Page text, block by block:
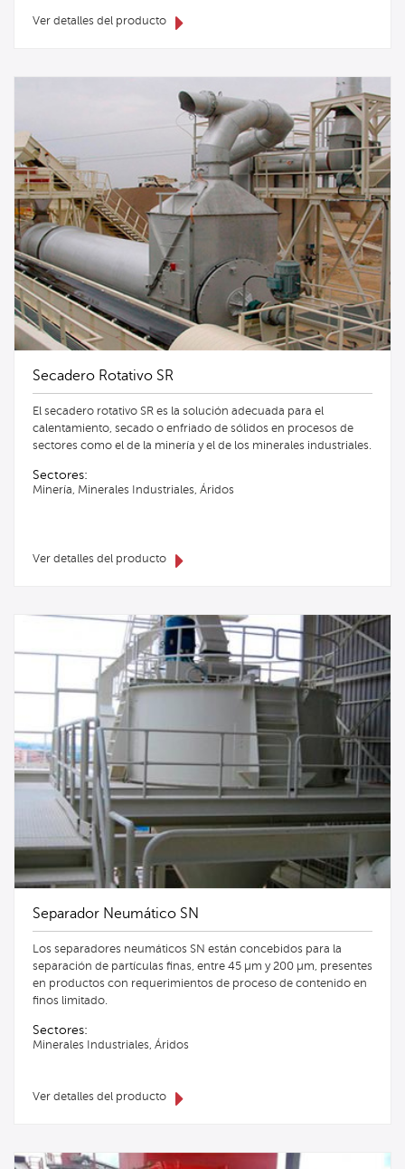
Ver detalles del producto
Secadero Rotativo SR
El secadero rotativo SR es la solución adecuada para el
calentamiento, secado o enfriado de sólidos en procesos de
sectores como el de la minería y el de los minerales industriales.
Sectores:
Minería, Minerales Industriales, Áridos
Ver detalles del producto
Separador Neumático SN
Los separadores neumáticos SN están concebidos para la
separación de partículas finas, entre 45 µm y 200 µm, presentes
en productos con requerimientos de proceso de contenido en
finos limitado.
Sectores:
Minerales Industriales, Áridos
Ver detalles del producto